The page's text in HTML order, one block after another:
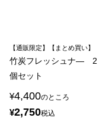
【通販限定】【まとめ買い】
竹炭フレッシュナ―
個セット
¥4,400のところ
¥2,750税込